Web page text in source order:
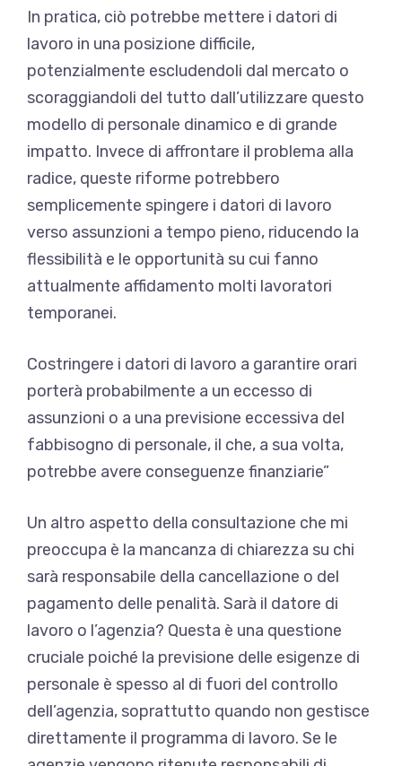
In pratica, ciò potrebbe mettere i datori di
lavoro in una posizione difficile,
potenzialmente escludendoli dal mercato o
scoraggiandoli del tutto dall’utilizzare questo
modello di personale dinamico e di grande
impatto. Invece di affrontare il problema alla
radice, queste riforme potrebbero
semplicemente spingere i datori di lavoro
verso assunzioni a tempo pieno, riducendo la
flessibilità e le opportunità su cui fanno
attualmente affidamento molti lavoratori
temporanei.
Costringere i datori di lavoro a garantire orari
porterà probabilmente a un eccesso di
assunzioni o a una previsione eccessiva del
fabbisogno di personale, il che, a sua volta,
potrebbe avere conseguenze finanziarie”
Un altro aspetto della consultazione che mi
preoccupa è la mancanza di chiarezza su chi
sarà responsabile della cancellazione o del
pagamento delle penalità. Sarà il datore di
lavoro o l’agenzia? Questa è una questione
cruciale poiché la previsione delle esigenze di
personale è spesso al di fuori del controllo
dell’agenzia, soprattutto quando non gestisce
direttamente il programma di lavoro. Se le